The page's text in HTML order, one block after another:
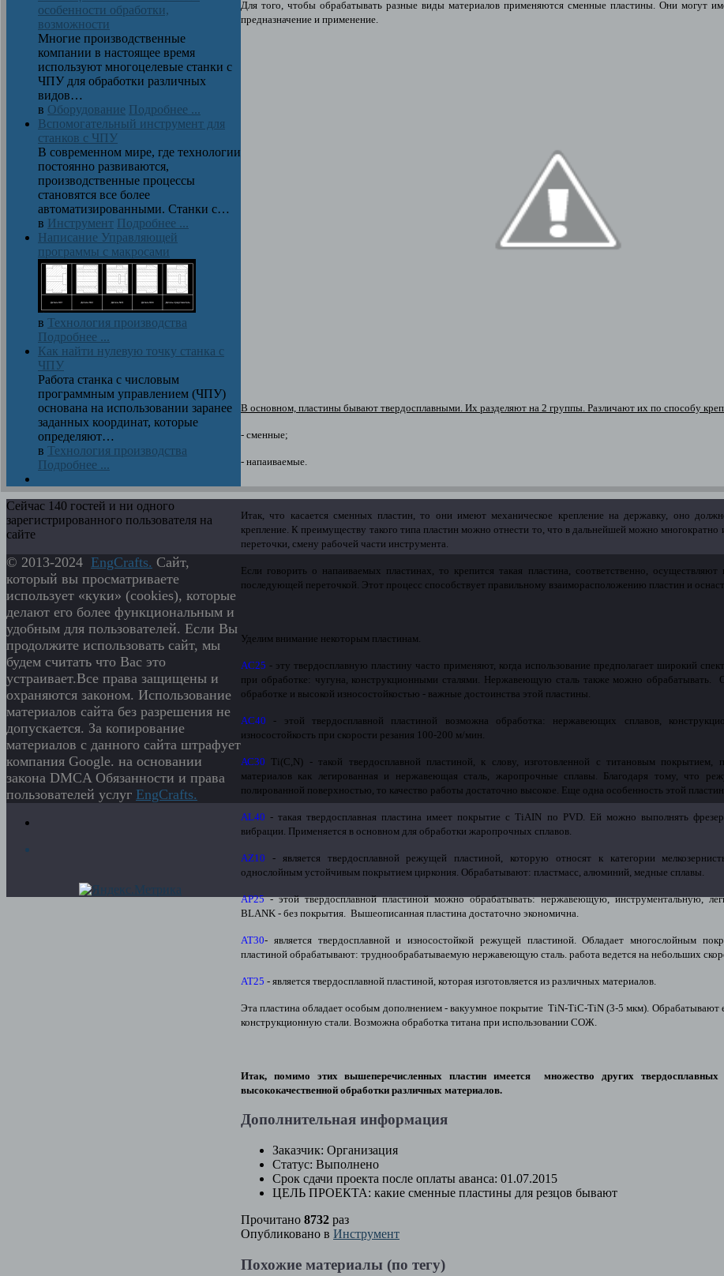
Для того, чтобы обрабатывать разные виды материалов применяются сменные пластины. Они могут
предназначение и применение.
В основном, пластины бывают твердосплавными. Их разделяют на 2 группы. Различают их по способу
- сменные;
- напаиваемые.
Итак, что касается сменных пластин, то они имеют механическое крепление на державку, оно
крепление. К преимуществу такого типа пластин можно отнести то, что в дальнейшей можно многократно
переточки, смену рабочей части инструмента.
Если говорить о напаиваемых пластинах, то крепится такая пластина, соответственно,
последующей переточкой. Этот процесс способствует правильному взаиморасположению пластин и
Уделим внимание некоторым пластинам.
AC25 - эту твердосплавную пластину часто применяют, когда использование предполагает широкий
при обработке: чугуна, конструкционными сталями. Нержавеющую сталь также можно обрабатывать.
обработке и высокой износостойкостью - важные достоинства этой пластины.
AC40 - этой твердосплавной пластиной возможна обработка: нержавеющих сплавов,
износостойкость при скорости резания 100-200 м/мин.
АС30 Ti(C,N) - такой твердосплавной пластиной, к слову, изготовленной с титановым покрытием,
материалов как легированная и нержавеющая сталь, жаропрочные сплавы. Благодаря тому, что
полированной поверхностью, то качество работы достаточно высокое. Еще одна особенность этой
AL40 - такая твердосплавная пластина имеет покрытие с TiAIN по PVD. Ей можно выполнять
вибрации. Применяется в основном для обработки жаропрочных сплавов.
AZ10 - является твердосплавной режущей пластиной, которую относят к категории
однослойным устойчивым покрытием циркония. Обрабатывают: пластмасс, алюминий, медные сплавы.
AP25- этой твердосплавной пластиной можно обрабатывать: нержавеющую, инструментальную,
BLANK - без покрытия. Вышеописанная пластина достаточно экономична.
АТ30- является твердосплавной и износостойкой режущей пластиной. Обладает многослойным
пластиной обрабатывают: труднообрабатываемую нержавеющую сталь. работа ведется на небольших
AT25 - является твердосплавной пластиной, которая изготовляется из различных материалов.
Эта пластина обладает особым дополнением - вакуумное покрытие TiN-TiC-TiN (3-5 мкм).
конструкционную стали. Возможна обработка титана при использовании СОЖ.
Итак, помимо этих вышеперечисленных пластин имеется множество других
высококачественной обработки различных материалов.
Дополнительная информация
Заказчик: Организация
Статус: Выполнено
Срок сдачи проекта после оплаты аванса: 01.07.2015
ЦЕЛЬ ПРОЕКТА: какие сменные пластины для резцов бывают
Прочитано 8732 раз
Опубликовано в Инструмент
Похожие материалы (по тегу)
особенности обработки,
возможности
Многие производственные
компании в настоящее время
используют многоцелевые станки с
ЧПУ для обработки различных
видов…
в Оборудование Подробнее ...
Вспомогательный инструмент для
станков с ЧПУ
В современном мире, где технологии
постоянно развиваются,
производственные процессы
становятся все более
автоматизированными. Станки с…
в Инструмент Подробнее ...
Написание Управляющей
программы с макросами
в Технология производства
Подробнее ...
Как найти нулевую точку станка с
ЧПУ
Работа станка с числовым
программным управлением (ЧПУ)
основана на использовании заранее
заданных координат, которые
определяют…
в Технология производства
Подробнее ...
Сейчас 140 гостей и ни одного
зарегистрированного пользователя на
сайте
© 2013-2024 EngСrafts. Сайт,
который вы просматриваете
использует «куки» (cookies), которые
делают его более функциональным и
удобным для пользователей. Если Вы
продолжите использовать сайт, мы
будем считать что Вас это
устраивает.Все права защищены и
охраняются законом. Использование
материалов сайта без разрешения не
допускается. За копирование
материалов с данного сайта штрафует
компания Google. на основании
закона DMCA Обязанности и права
пользователей услуг EngСrafts.